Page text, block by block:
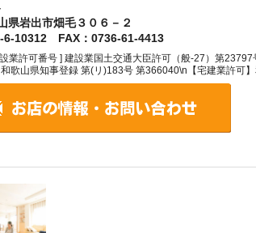
県岩出市畑毛３０６－２
6-10312 FAX：0736-61-4413
許可番号 ] 建設業国土交通大臣許可（般-27）第23797
歌山県知事登録 第(リ)183号 第366040\n【宅建業許可